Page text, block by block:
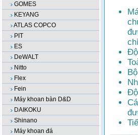
GOMES
KEYANG
ATLAS COPCO
PIT
ES
DeWALT
Nitto
Flex
Fein
Máy khoan bàn D&D
DAIKOKU
Shinano
Máy khoan đá